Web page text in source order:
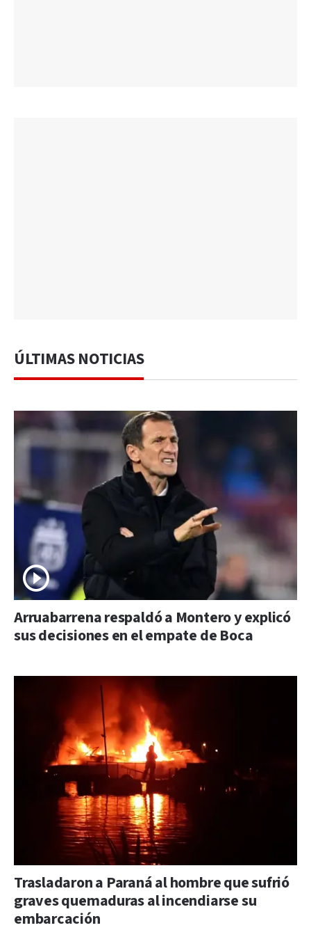
ÚLTIMAS NOTICIAS
Arruabarrena respaldó a Montero y explicó
sus decisiones en el empate de Boca
Trasladaron a Paraná al hombre que sufrió
graves quemaduras al incendiarse su
embarcación